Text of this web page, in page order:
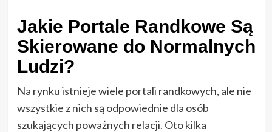
Jakie Portale Randkowe Są
Skierowane do Normalnych
Ludzi?
Na rynku istnieje wiele portali randkowych, ale nie
wszystkie z nich są odpowiednie dla osób
szukających poważnych relacji. Oto kilka